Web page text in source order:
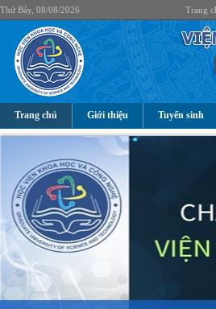
Thứ Bảy, 08/08/2026 Trang
Trang chủ Giới thiệu Tuyển sinh